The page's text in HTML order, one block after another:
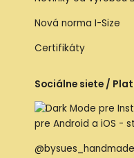
Nová norma I-Size
Certifikáty
Sociálne siete /
@bysues_handmade